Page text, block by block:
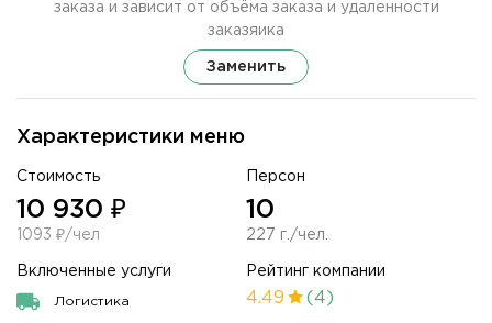
Характеристики меню
Стоимость
10 930 ₽
1093 ₽/чел
Персон
10
227 г./чел.
Включенные услуги
Логистика
Рейтинг компании
4.49 (4)
заказа и зависит от объёма заказа и удаленности
заказяика
Заменить